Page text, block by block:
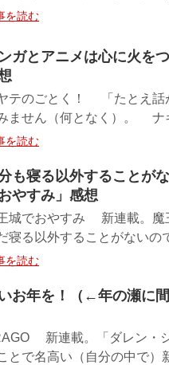
を読む
ガとアニメは心に火を
テのごとく！ 「たとえ話
ません（何となく）。 ナ
を読む
も寝る以外することが
やすみ」感想
城でおやすみ 新連載。魔
寝る以外することがないの
を読む
お年を！（←年の瀬に
新連載。「ダレン・
とで名高い（自分の中で）